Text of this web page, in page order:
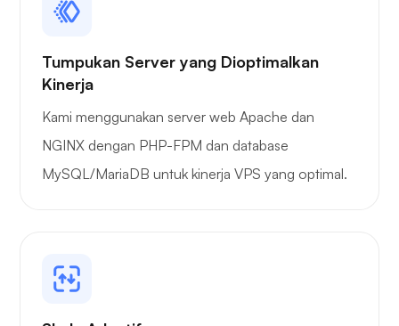
Tumpukan Server yang Dioptimalkan
Kinerja
Kami menggunakan server web Apache dan
NGINX dengan PHP-FPM dan database
MySQL/MariaDB untuk kinerja VPS yang optimal.